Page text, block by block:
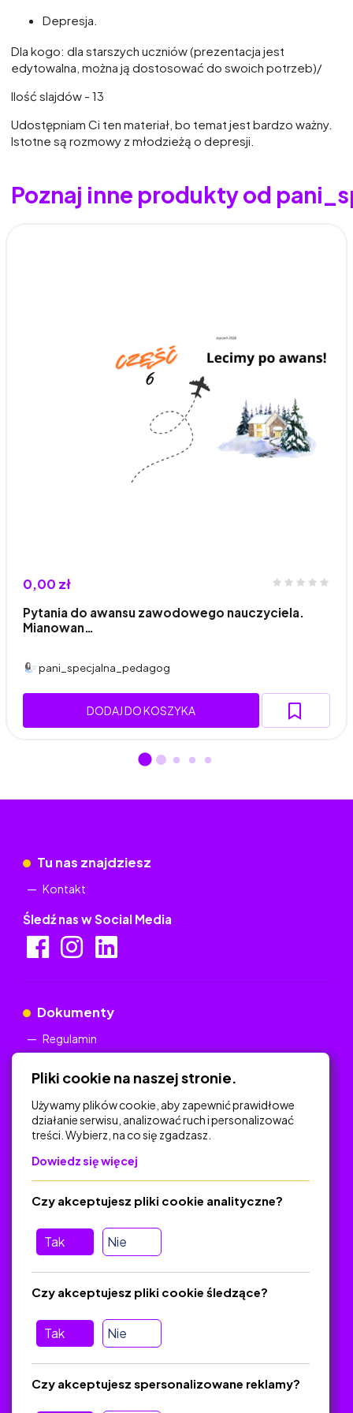
Depresja.
Dla kogo: dla starszych uczniów (prezentacja jest
edytowalna, można ją dostosować do swoich potrzeb)/
Ilość slajdów - 13
Udostępniam Ci ten materiał, bo temat jest bardzo ważny.
Istotne są rozmowy z młodzieżą o depresji.
Poznaj inne produkty od
0,00 zł
Pytania do awansu zawodowego nauczyciela.
Mianowan…
pani_specjalna_pedagog
DODAJ DO KOSZYKA
Tu nas znajdziesz
Kontakt
Śledź nas w Social Media
Dokumenty
Regulamin
Na skróty
Polityka Prywatności
Regulamin
O platformie
Baza materiałów dydaktycznych
Jak zostać autorem
FAQ
Pliki cookie na naszej stronie.
Używamy plików cookie, aby zapewnić prawidłowe
działanie serwisu, analizować ruch i personalizować
treści. Wybierz, na co się zgadzasz.
Dowiedz się więcej
Tak Nie
Czy akceptujesz pliki cookie analityczne?
Tak Nie
Czy akceptujesz pliki cookie śledzące?
Czy akceptujesz spersonalizowane reklamy?